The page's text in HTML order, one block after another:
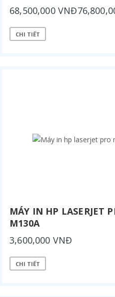
68,500,000
CHI TIẾT
MÁY IN HP LASERJET
M130A
3,600,000 VNĐ
CHI TIẾT